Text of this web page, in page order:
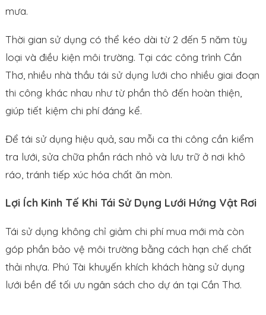
mưa.
Thời gian sử dụng có thể kéo dài từ 2 đến 5 năm tùy
loại và điều kiện môi trường. Tại các công trình Cần
Thơ, nhiều nhà thầu tái sử dụng lưới cho nhiều giai đoạn
thi công khác nhau như từ phần thô đến hoàn thiện,
giúp tiết kiệm chi phí đáng kể.
Để tái sử dụng hiệu quả, sau mỗi ca thi công cần kiểm
tra lưới, sửa chữa phần rách nhỏ và lưu trữ ở nơi khô
ráo, tránh tiếp xúc hóa chất ăn mòn.
Lợi Ích Kinh Tế Khi Tái Sử Dụng Lưới Hứng Vật Rơi
Tái sử dụng không chỉ giảm chi phí mua mới mà còn
góp phần bảo vệ môi trường bằng cách hạn chế chất
thải nhựa. Phú Tài khuyến khích khách hàng sử dụng
lưới bền để tối ưu ngân sách cho dự án tại Cần Thơ.